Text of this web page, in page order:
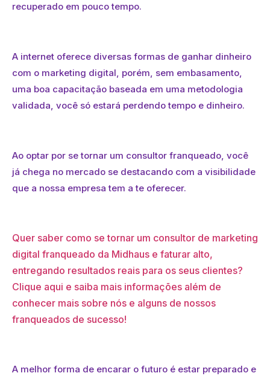
recuperado em pouco tempo.
A internet oferece diversas formas de ganhar dinheiro
com o marketing digital, porém, sem embasamento,
uma boa capacitação baseada em uma metodologia
validada, você só estará perdendo tempo e dinheiro.
Ao optar por se tornar um consultor franqueado, você
já chega no mercado se destacando com a visibilidade
que a nossa empresa tem a te oferecer.
Quer saber como se tornar um consultor de marketing
digital franqueado da Midhaus e faturar alto,
entregando resultados reais para os seus clientes?
Clique aqui e saiba mais informações além de
conhecer mais sobre nós e alguns de nossos
franqueados de sucesso!
A melhor forma de encarar o futuro é estar preparado e